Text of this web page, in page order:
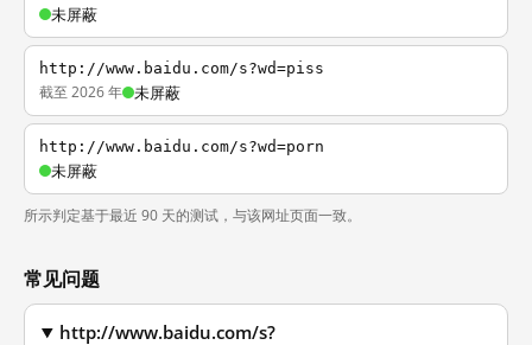
未屏蔽
http://www.baidu.com/s?wd=piss
截至 2026 年 未屏蔽
http://www.baidu.com/s?wd=porn
未屏蔽
所示判定基于最近 90 天的测试，与该网址页面一致。
常见问题
http://www.baidu.com/s?